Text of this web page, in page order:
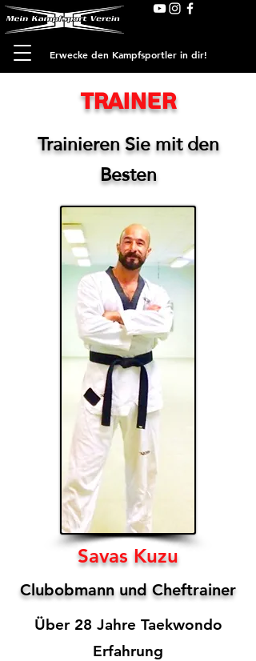
Erwecke den Kampfsportler in dir!
Trainer
Trainieren Sie mit den
Besten
Savas Kuzu
Clubobmann und Cheftrainer
Über 28 Jahre Taekwondo
Erfahrung